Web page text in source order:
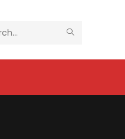
SUBMIT